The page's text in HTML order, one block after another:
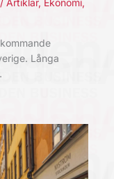
/ Artiklar, Ekonomi,
Långa